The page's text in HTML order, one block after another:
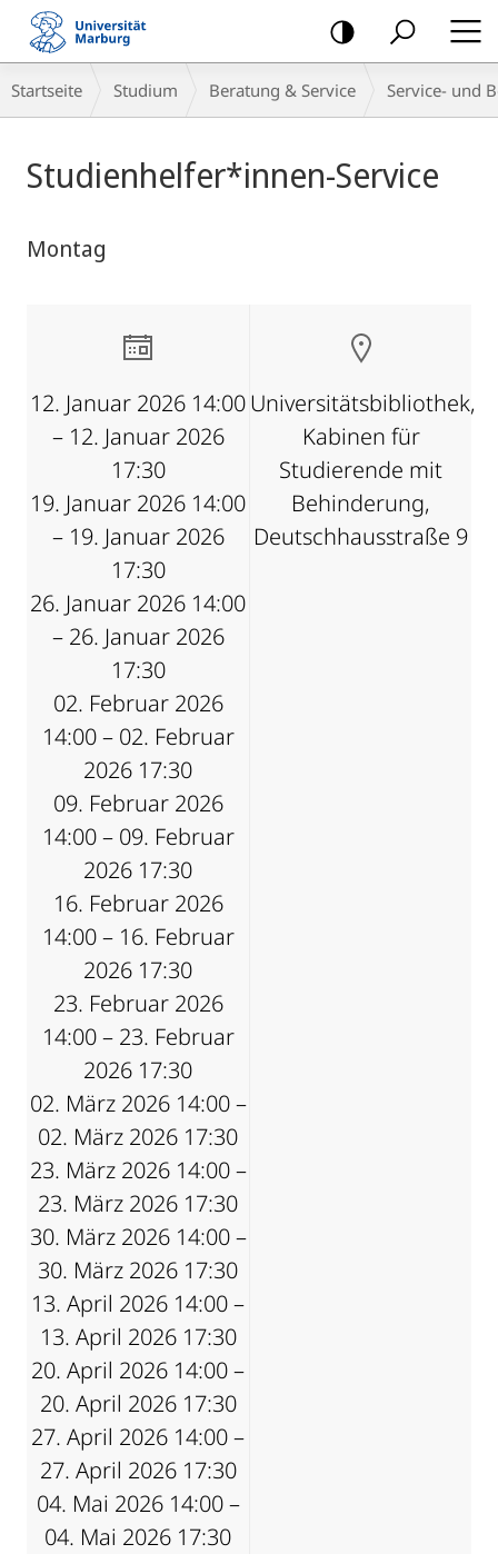
Mobile-
Navigation
Breadcrumb-
Navigation
Startseite Studium Beratung & Service Service- und
Studienhelfer*innen-Service
Montag
12. Januar 2026 14:00
– 12. Januar 2026
17:30
19. Januar 2026 14:00
– 19. Januar 2026
17:30
26. Januar 2026 14:00
– 26. Januar 2026
17:30
02. Februar 2026
14:00 – 02. Februar
2026 17:30
09. Februar 2026
14:00 – 09. Februar
2026 17:30
16. Februar 2026
14:00 – 16. Februar
2026 17:30
23. Februar 2026
14:00 – 23. Februar
2026 17:30
02. März 2026 14:00 –
02. März 2026 17:30
23. März 2026 14:00 –
23. März 2026 17:30
30. März 2026 14:00 –
30. März 2026 17:30
13. April 2026 14:00 –
13. April 2026 17:30
20. April 2026 14:00 –
20. April 2026 17:30
27. April 2026 14:00 –
27. April 2026 17:30
04. Mai 2026 14:00 –
04. Mai 2026 17:30
Universitätsbibliothek,
Kabinen für
Studierende mit
Behinderung,
Deutschhausstraße 9